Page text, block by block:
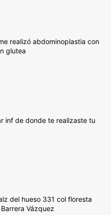
realizó abdominoplastia con
glutea
inf de donde te realizaste tu
del hueso 331 col floresta
Vázquez